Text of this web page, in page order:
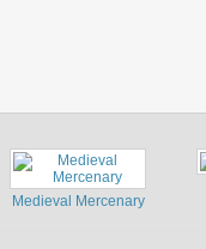
Medieval Mercenary